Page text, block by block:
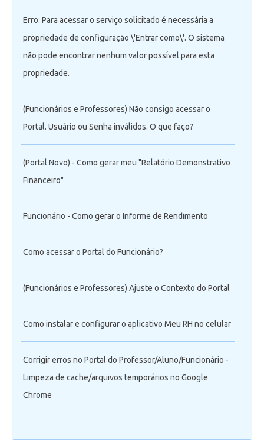
Erro: Para acessar o serviço solicitado é necessária a
propriedade de configuração \'Entrar como\'. O sistema
não pode encontrar nenhum valor possível para esta
propriedade.
(Funcionários e Professores) Não consigo acessar o
Portal. Usuário ou Senha inválidos. O que faço?
(Portal Novo) - Como gerar meu "Relatório Demonstrativo
Financeiro"
Funcionário - Como gerar o Informe de Rendimento
Como acessar o Portal do Funcionário?
(Funcionários e Professores) Ajuste o Contexto do Portal
Como instalar e configurar o aplicativo Meu RH no celular
Corrigir erros no Portal do Professor/Aluno/Funcionário -
Limpeza de cache/arquivos temporários no Google
Chrome